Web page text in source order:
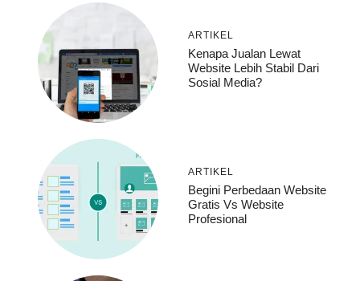
ARTIKEL
Kenapa Jualan Lewat
Website Lebih Stabil Dari
Sosial Media?
ARTIKEL
Begini Perbedaan Website
Gratis Vs Website
Profesional